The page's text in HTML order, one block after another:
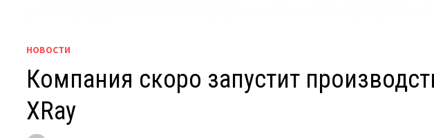
НОВОСТИ
Компания скоро запустит
XRay